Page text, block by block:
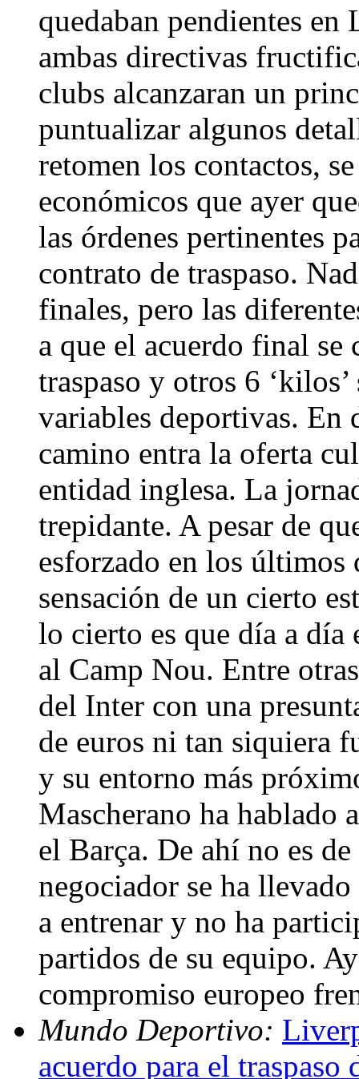
quedaban pendientes
ambas directivas
clubs alcanzaran un
puntualizar algunos
retomen los contactos,
económicos que ayer
las órdenes pertinentes
contrato de traspaso.
finales, pero las
a que el acuerdo final
traspaso y otros 6
variables deportivas.
camino entra la oferta
entidad inglesa. La
trepidante. A pesar de
esforzado en los
sensación de un cierto
lo cierto es que día a día
al Camp Nou. Entre
del Inter con una
de euros ni tan siquiera
y su entorno más
Mascherano ha
el Barça. De ahí no es
negociador se ha
a entrenar y no ha
partidos de su equipo.
compromiso europeo
Mundo Deportivo:
acuerdo para el traspaso